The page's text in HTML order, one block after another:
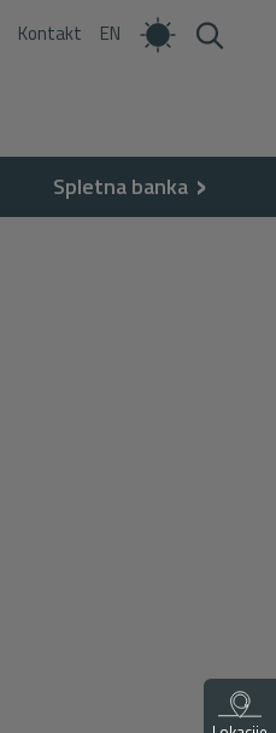
Kontakt EN
Spletna banka